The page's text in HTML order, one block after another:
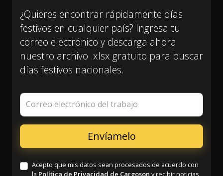
¿Quieres encontrar rápidamente días
festivos en cualquier país? Ingresa tu
correo electrónico y descarga ahora
nuestro archivo .xlsx gratuito para buscar
días festivos nacionales.
Correo electrónico del trabajo
Acepto que mis datos sean procesados de acuerdo con
la Política de Privacidad de Cargoson y recibir noticias